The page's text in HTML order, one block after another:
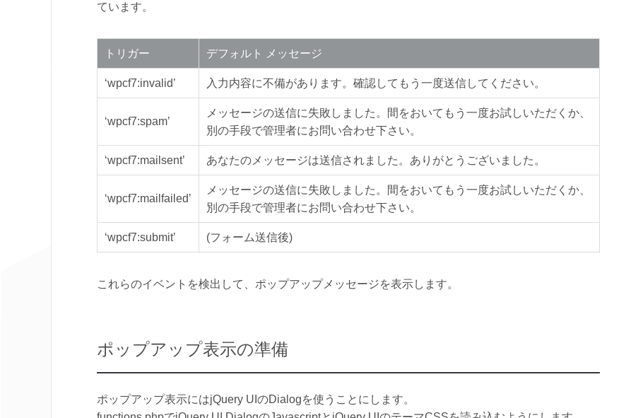
ています。
トリガー デフォルト メッセージ
‘wpcf7:invalid’ 入力内容に不備があります。確認してもう一度送信してください。
‘wpcf7:spam’
メッセージの送信に失敗しました。間をおいてもう一度お試しいただくか、
別の手段で管理者にお問い合わせ下さい。
‘wpcf7:mailsent’ あなたのメッセージは送信されました。ありがとうございました。
‘wpcf7:mailfailed’
メッセージの送信に失敗しました。間をおいてもう一度お試しいただくか、
別の手段で管理者にお問い合わせ下さい。
‘wpcf7:submit’ (フォーム送信後)
これらのイベントを検出して、ポップアップメッセージを表示します。
ポップアップ表示の準備
ポップアップ表示にはjQuery UIのDialogを使うことにします。